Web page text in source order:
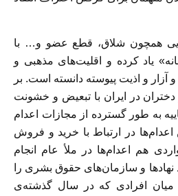
همچون شلاق، قطع عضو و… با
یاد کرده و اقلیت‌های مذهبی و
و اذیت پیوسته دانسته است. بر
در ایران با تبعیض و خشونت
به طور گسترده از مجازات اعدام
اعدام‌ها در ارتباط با خرید و فروش
هم اعدام‌ها در ملأ عام انجام
و سازمان‌های حقوق بشری را
میان افرادی که در سال گذشته‌ی